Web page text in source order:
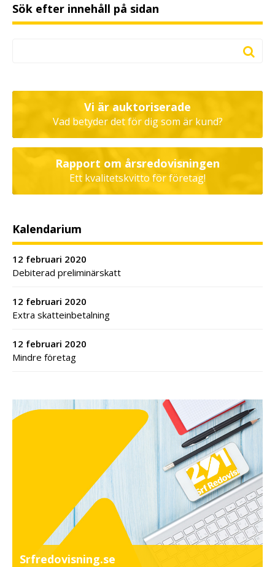
Sök efter innehåll på sidan
Vi är auktoriserade
Vad betyder det för dig som är kund?
Rapport om årsredovisningen
Ett kvalitetskvitto för företag!
Kalendarium
12 februari 2020
Debiterad preliminärskatt
12 februari 2020
Extra skatteinbetalning
12 februari 2020
Mindre företag
Srfredovisning.se